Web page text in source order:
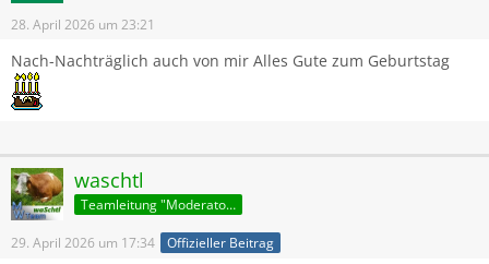
28. April 2026 um 23:21
Nach-Nachträglich auch von mir Alles Gute zum Geburtstag
waschtl
Teamleitung "Moderatoren"
29. April 2026 um 17:34 Offizieller Beitrag